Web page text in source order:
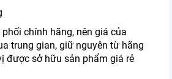
chính hãng, nên giá của
trung gian, giữ nguyên từ hãng
được sở hữu sản phẩm giá rẻ